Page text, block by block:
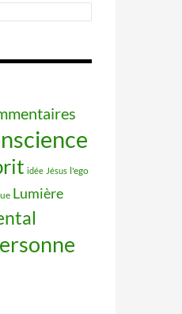
idée Jésus l'ego
Lumière